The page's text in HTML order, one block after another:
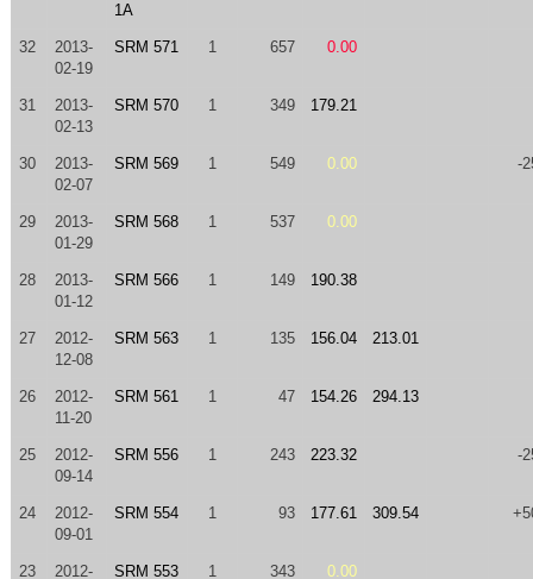
1A
32
2013-
02-19
SRM 571 1 657 0.00
31
2013-
02-13
SRM 570 1 349 179.21
30
2013-
02-07
SRM 569 1 549 0.00 -
29
2013-
01-29
SRM 568 1 537 0.00
28
2013-
01-12
SRM 566 1 149 190.38
27
2012-
12-08
SRM 563 1 135 156.04 213.01
26
2012-
11-20
SRM 561 1 47 154.26 294.13
25
2012-
09-14
SRM 556 1 243 223.32 -
24
2012-
09-01
SRM 554 1 93 177.61 309.54
23
2012-
SRM 553 1 343 0.00